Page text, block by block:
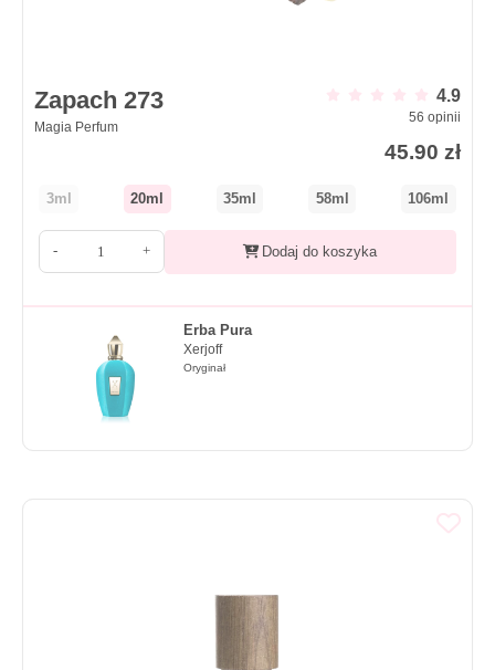
Zapach 273
Magia Perfum
4.9
56 opinii
45.90 zł
3ml 20ml 35ml 58ml 106ml
- + Dodaj do koszyka
Erba Pura
Xerjoff
Oryginał